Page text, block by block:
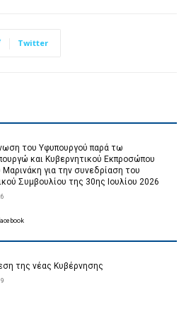
Twitter
του Υφυπουργού παρά τω
και Κυβερνητικού Εκπροσώπου
Μαρινάκη για την συνεδρίαση του
Συμβουλίου της 30ης Ιουλίου 2026
της νέας Κυβέρνησης